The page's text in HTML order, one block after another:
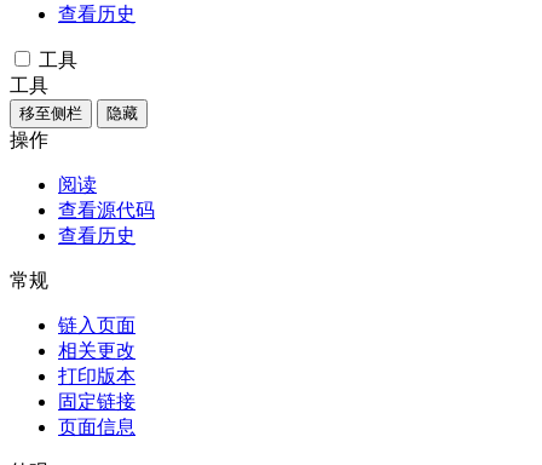
查看历史
工具
工具
移至侧栏 隐藏
操作
阅读
查看源代码
查看历史
常规
链入页面
相关更改
打印版本
固定链接
页面信息